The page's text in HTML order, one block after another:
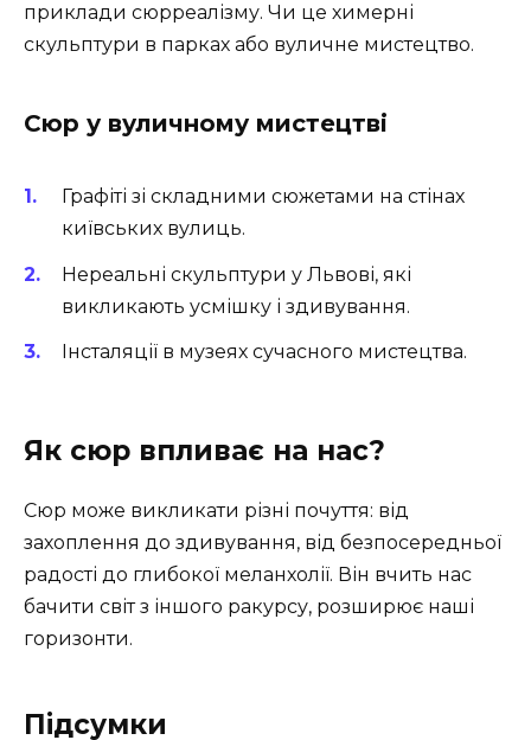
приклади сюрреалізму. Чи це химерні
скульптури в парках або вуличне мистецтво.
Сюр у вуличному мистецтві
Графіті зі складними сюжетами на стінах
київських вулиць.
Нереальні скульптури у Львові, які
викликають усмішку і здивування.
Інсталяції в музеях сучасного мистецтва.
Як сюр впливає на нас?
Сюр може викликати різні почуття: від
захоплення до здивування, від безпосередньої
радості до глибокої меланхолії. Він вчить нас
бачити світ з іншого ракурсу, розширює наші
горизонти.
Підсумки